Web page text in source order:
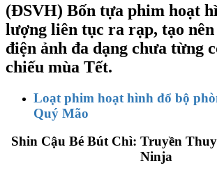
(ĐSVH) Bốn tựa phim hoạt
lượng liên tục ra rạp, tạo
điện ảnh đa dạng chưa từng
chiếu mùa Tết.
Loạt phim hoạt hình đổ bộ
Quý Mão
Shin Cậu Bé Bút Chì: Truyền
Ninja